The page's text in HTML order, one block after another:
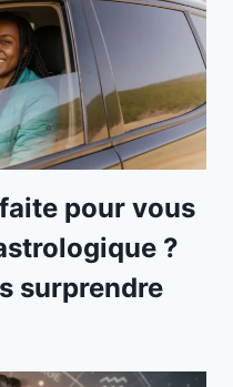
pour vous
?
surprendre